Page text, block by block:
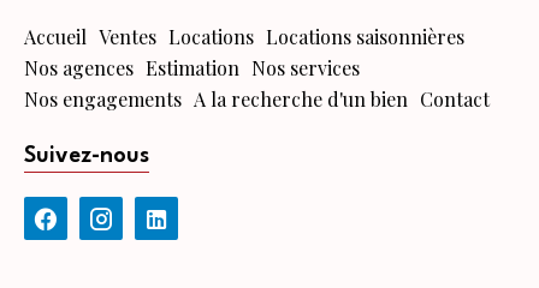
Accueil Ventes Locations Locations saisonnières
Nos agences Estimation Nos services
Nos engagements A la recherche d'un bien Contact
Suivez-nous